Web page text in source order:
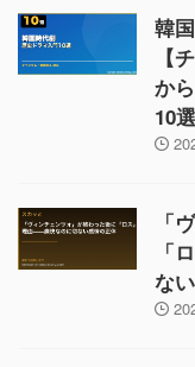
韓
【
か
10
「
「
な